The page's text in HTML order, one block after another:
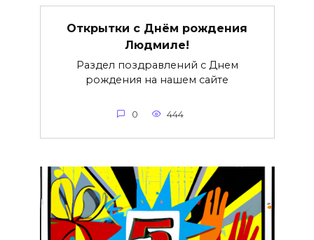
Открытки с Днём рождения
Людмиле!
Раздел поздравлений с Днем
рождения на нашем сайте
0 444